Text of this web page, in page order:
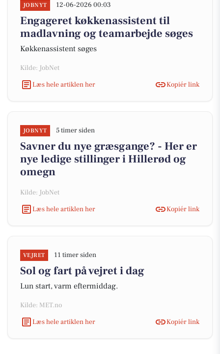
JOBNYT 12-06-2026 00:03
Engageret køkkenassistent til
madlavning og teamarbejde søges
Køkkenassistent søges
Kilde: JobNet
Læs hele artiklen her
Kopiér link
JOBNYT 5 timer siden
Savner du nye græsgange? - Her er
nye ledige stillinger i Hillerød og
omegn
Kilde: JobNet
Læs hele artiklen her
Kopiér link
VEJRET 11 timer siden
Sol og fart på vejret i dag
Lun start, varm eftermiddag.
Kilde: MET.no
Læs hele artiklen her
Kopiér link